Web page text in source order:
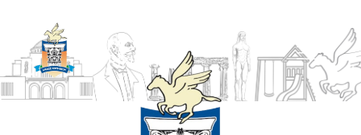
ΔΗΜΟΣ
ΚΟΡΙΝΘΙΩΝ